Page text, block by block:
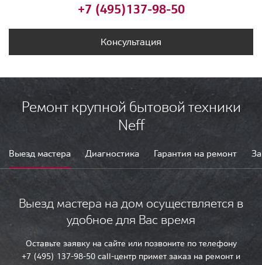
+7 (495)137-98-50
Консультация
Ремонт крупной бытовой техники
Neff
Выезд мастера Диагностика Гарантия на ремонт
Выезд мастера на дом осуществляется в
удобное для Вас время
Оставьте заявку на сайте или позвоните по телефону
+7 (495) 137-98-50 call-центр примет заказ на ремонт и